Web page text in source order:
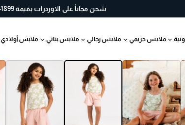
شحن مجاناً على الاوردرات بقيمة 1899+ جنيه
لا
30
م
س
ه
ول
ة
ملابس حريمي ملابس رجالي ملابس بناتي ملابس أولادي